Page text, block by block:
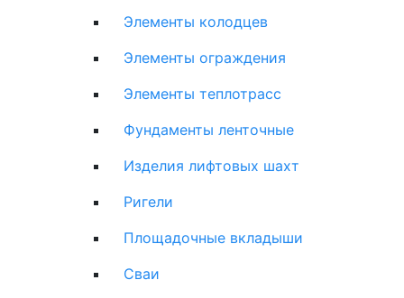
Элементы колодцев
Элементы ограждения
Элементы теплотрасс
Фундаменты ленточные
Изделия лифтовых шахт
Ригели
Площадочные вкладыши
Сваи